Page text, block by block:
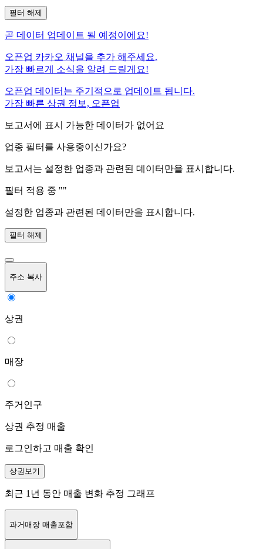
필터 해제
곧 데이터 업데이트 될 예정이에요!
오픈업 카카오 채널을 추가 해주세요.
가장 빠르게 소식을 알려 드릴게요!
오픈업 데이터는 주기적으로 업데이트 됩니다.
가장 빠른 상권 정보, 오픈업
보고서에 표시 가능한 데이터가 없어요
업종 필터를 사용중이신가요?
보고서는 설정한 업종과 관련된 데이터만을 표시합니다.
필터 적용 중 ""
설정한 업종과 관련된 데이터만을 표시합니다.
필터 해제
주소 복사
상권
매장
주거인구
상권 추정 매출
로그인하고 매출 확인
상권보기
최근 1년 동안 매출 변화 추정 그래프
과거매장 매출포함